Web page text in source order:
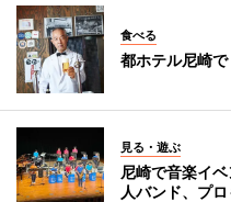
食べる
都ホテル尼崎
見る・遊ぶ
尼崎で音楽イ
人バンド、プ